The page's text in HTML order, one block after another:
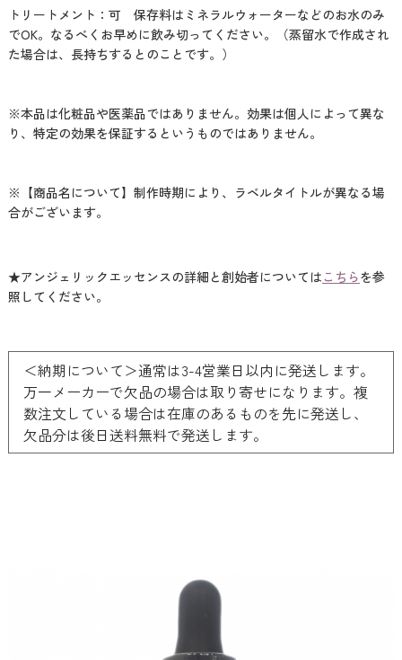
トリートメント：可 保存料はミネラルウォーターなどのお水のみ
でOK。なるべくお早めに飲み切ってください。（蒸留水で作成され
た場合は、長持ちするとのことです。）
※本品は化粧品や医薬品ではありません。効果は個人によって異な
り、特定の効果を保証するというものではありません。
※【商品名について】制作時期により、ラベルタイトルが異なる場
合がございます。
★アンジェリックエッセンスの詳細と創始者についてはこちらを参
照してください。
＜納期について＞通常は3-4営業日以内に発送します。
万一メーカーで欠品の場合は取り寄せになります。複
数注文している場合は在庫のあるものを先に発送し、
欠品分は後日送料無料で発送します。